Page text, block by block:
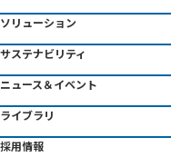
ソリューション
サステナビリティ
ニュース＆イベント
ライブラリ
採用情報